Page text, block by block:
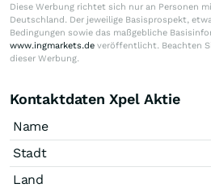
Diese Werbung richtet sich nur an Personen
Deutschland. Der jeweilige Basisprospekt,
Bedingungen sowie das maßgebliche
www.ingmarkets.de veröffentlicht. Beachten
dieser Werbung.
Kontaktdaten Xpel Aktie
Name
Stadt
Land